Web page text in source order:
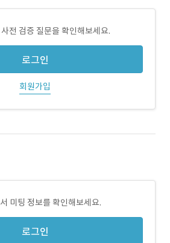
전 검증 질문을 확인해보세요.
로그인
회원가입
미팅 정보를 확인해보세요.
로그인